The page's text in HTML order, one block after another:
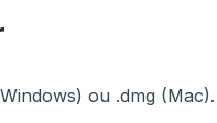
ou .dmg (Mac).